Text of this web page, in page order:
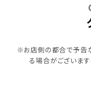
※お店側の都合で予告
る場合がございま